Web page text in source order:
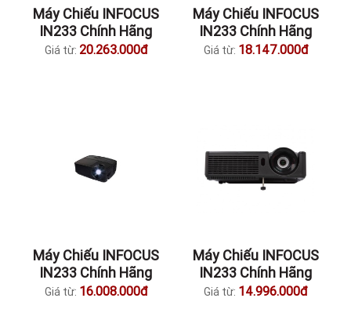
Máy Chiếu INFOCUS
IN233 Chính Hãng
Giá từ: 20.263.000đ
Máy Chiếu INFOCUS
IN233 Chính Hãng
Giá từ: 18.147.000đ
Máy Chiếu INFOCUS
IN233 Chính Hãng
Giá từ: 16.008.000đ
Máy Chiếu INFOCUS
IN233 Chính Hãng
Giá từ: 14.996.000đ